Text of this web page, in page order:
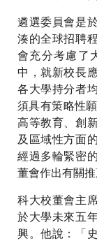
遴選委員會是
湊的全球招聘
會充分考慮了
中，就新校長
各大學持分者
須具有策略性
高等教育、創
及區域性方面
經過多輪緊密
董會作出有關推
科大校董會主
於大學未來五
興。他說：「